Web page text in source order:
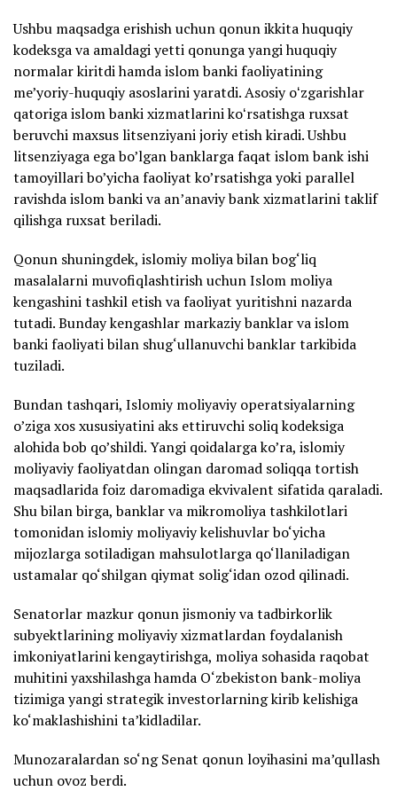
Ushbu maqsadga erishish uchun qonun ikkita huquqiy
kodeksga va amaldagi yetti qonunga yangi huquqiy
normalar kiritdi hamda islom banki faoliyatining
me’yoriy-huquqiy asoslarini yaratdi. Asosiy oʻzgarishlar
qatoriga islom banki xizmatlarini koʻrsatishga ruxsat
beruvchi maxsus litsenziyani joriy etish kiradi. Ushbu
litsenziyaga ega bo’lgan banklarga faqat islom bank ishi
tamoyillari bo’yicha faoliyat ko’rsatishga yoki parallel
ravishda islom banki va an’anaviy bank xizmatlarini taklif
qilishga ruxsat beriladi.
Qonun shuningdek, islomiy moliya bilan bog‘liq
masalalarni muvofiqlashtirish uchun Islom moliya
kengashini tashkil etish va faoliyat yuritishni nazarda
tutadi. Bunday kengashlar markaziy banklar va islom
banki faoliyati bilan shug‘ullanuvchi banklar tarkibida
tuziladi.
Bundan tashqari, Islomiy moliyaviy operatsiyalarning
o’ziga xos xususiyatini aks ettiruvchi soliq kodeksiga
alohida bob qo’shildi. Yangi qoidalarga ko’ra, islomiy
moliyaviy faoliyatdan olingan daromad soliqqa tortish
maqsadlarida foiz daromadiga ekvivalent sifatida qaraladi.
Shu bilan birga, banklar va mikromoliya tashkilotlari
tomonidan islomiy moliyaviy kelishuvlar bo‘yicha
mijozlarga sotiladigan mahsulotlarga qo‘llaniladigan
ustamalar qo‘shilgan qiymat solig‘idan ozod qilinadi.
Senatorlar mazkur qonun jismoniy va tadbirkorlik
subyektlarining moliyaviy xizmatlardan foydalanish
imkoniyatlarini kengaytirishga, moliya sohasida raqobat
muhitini yaxshilashga hamda O‘zbekiston bank-moliya
tizimiga yangi strategik investorlarning kirib kelishiga
ko‘maklashishini ta’kidladilar.
Munozaralardan so‘ng Senat qonun loyihasini ma’qullash
uchun ovoz berdi.